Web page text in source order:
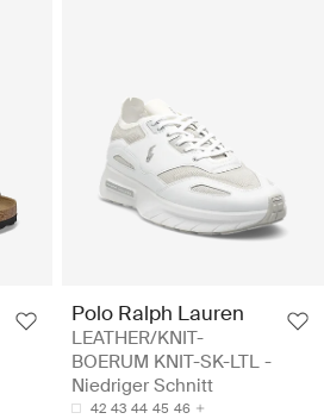
Polo Ralph Lauren
LEATHER/KNIT-
BOERUM KNIT-SK-LTL -
Niedriger Schnitt
42 43 44 45 46